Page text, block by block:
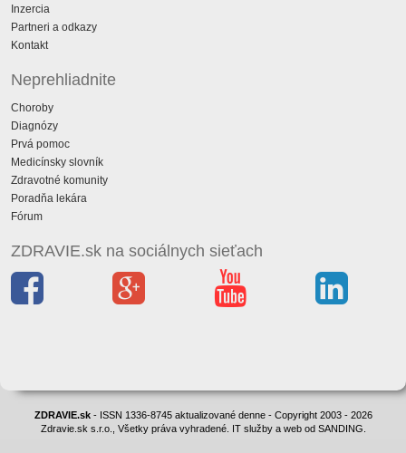
Inzercia
Partneri a odkazy
Kontakt
Neprehliadnite
Choroby
Diagnózy
Prvá pomoc
Medicínsky slovník
Zdravotné komunity
Poradňa lekára
Fórum
ZDRAVIE.sk na sociálnych sieťach
ZDRAVIE.sk- ISSN 1336-8745 aktualizované denne - Copyright 2003 - 2026
Zdravie.sk s.r.o., Všetky práva vyhradené. IT služby a web od SANDING.